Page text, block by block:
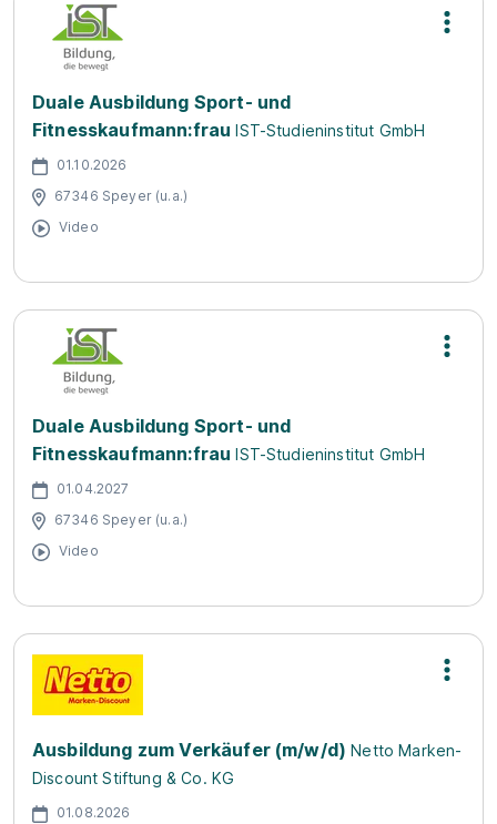
Duale Ausbildung Sport- und
Fitnesskaufmann:frau IST-Studieninstitut GmbH
01.10.2026
67346 Speyer (u.a.)
Video
Duale Ausbildung Sport- und
Fitnesskaufmann:frau IST-Studieninstitut GmbH
01.04.2027
67346 Speyer (u.a.)
Video
Ausbildung zum Verkäufer (m/w/d) Netto Marken-
Discount Stiftung & Co. KG
01.08.2026